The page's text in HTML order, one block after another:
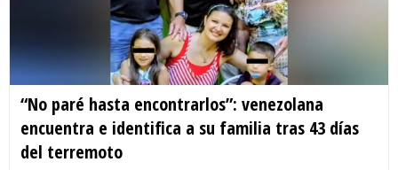
“No paré hasta encontrarlos”: venezolana
encuentra e identifica a su familia tras 43 días
del terremoto